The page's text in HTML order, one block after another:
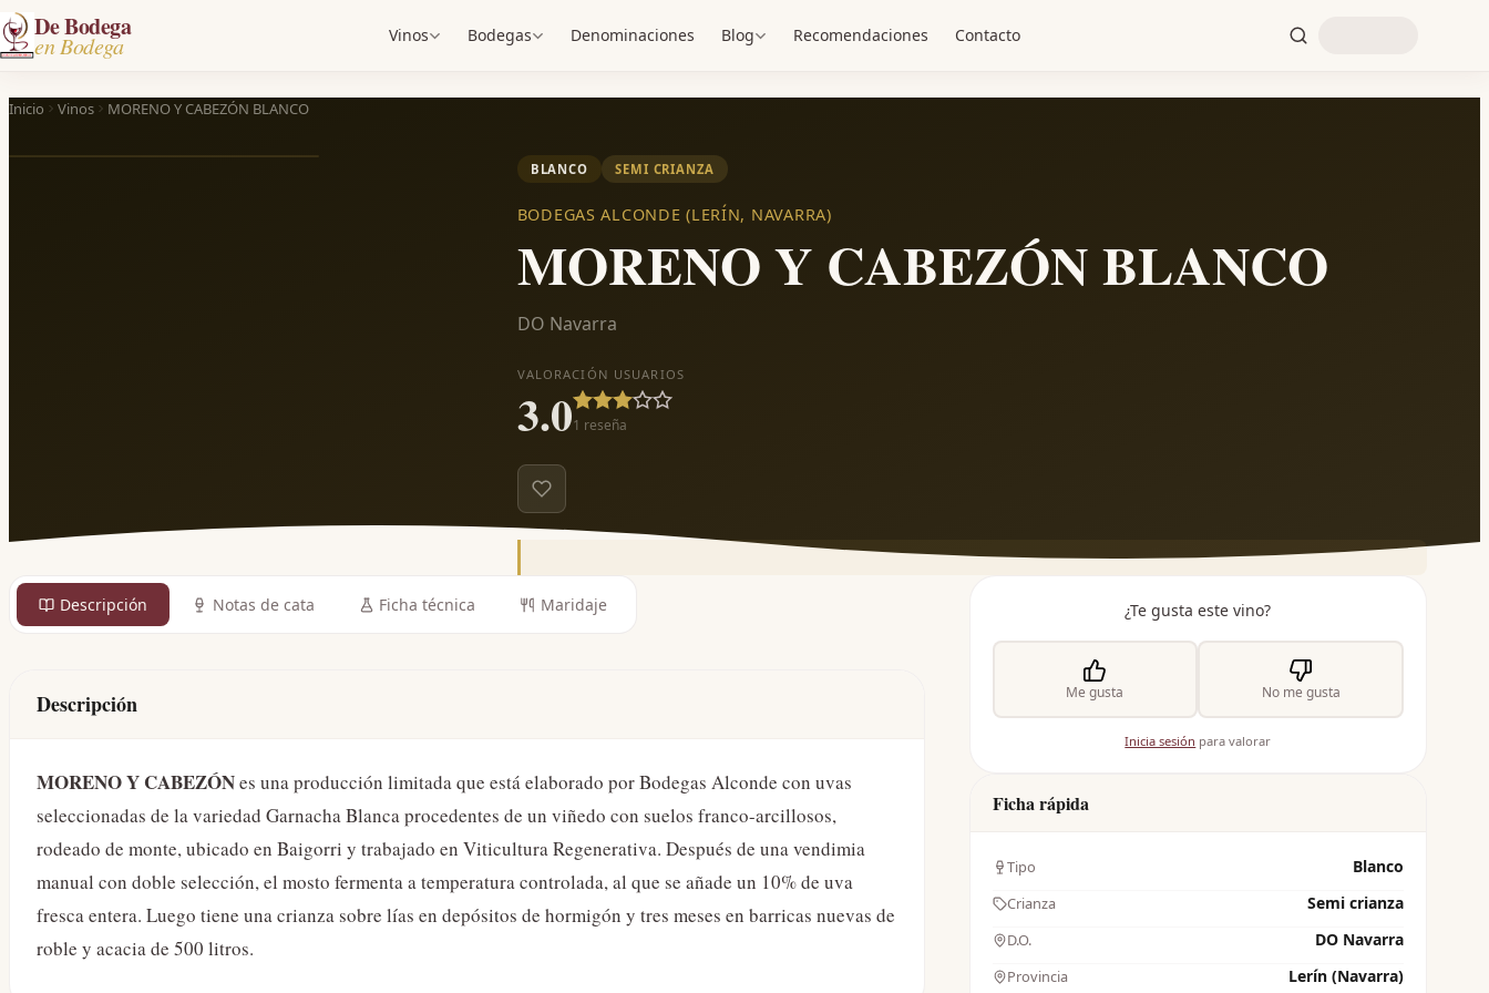
De Bodega
en Bodega Vinos Bodegas Denominaciones Blog Recomendaciones Contacto
Inicio Vinos MORENO Y CABEZÓN BLANCO
BLANCO SEMI CRIANZA
BODEGAS ALCONDE (LERÍN, NAVARRA)
MORENO Y CABEZÓN BLANCO
DO Navarra
VALORACIÓN USUARIOS
3.01 reseña
Descripción Notas de cata Ficha técnica Maridaje
Descripción
MORENO Y CABEZÓNes una producción limitada que está elaborado por Bodegas Alconde con uvas
seleccionadas de la variedad Garnacha Blanca procedentes de un viñedo con suelos franco-arcillosos,
rodeado de monte, ubicado en Baigorri y trabajado en Viticultura Regenerativa. Después de una vendimia
manual con doble selección, el mosto fermenta a temperatura controlada, al que se añade un 10% de uva
fresca entera. Luego tiene una crianza sobre lías en depósitos de hormigón y tres meses en barricas nuevas de
roble y acacia de 500 litros.
¿Te gusta este vino?
Me gusta No me gusta
Inicia sesión para valorar
Ficha rápida
Tipo Blanco
Crianza Semi crianza
D.O. DO Navarra
Provincia Lerín (Navarra)